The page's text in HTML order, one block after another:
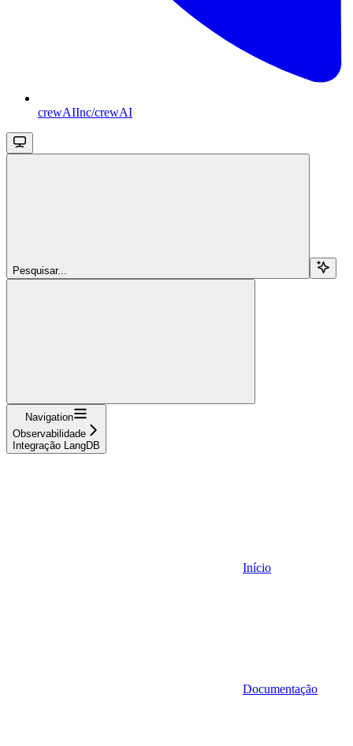
crewAIInc/crewAI
Pesquisar...
Navigation
Observabilidade
Integração LangDB
Início
Documentação